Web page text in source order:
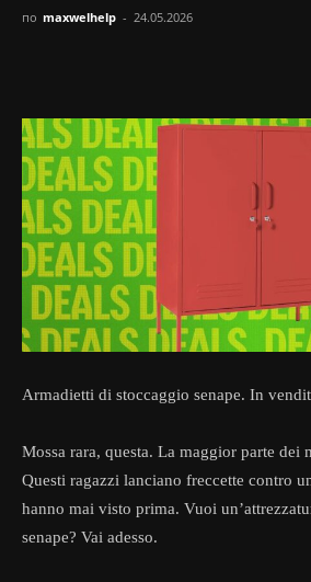
по maxwelhelp - 24.05.2026
Armadietti di stoccaggio senape. In
Mossa rara, questa. La maggior parte dei
Questi ragazzi lanciano freccette contro
hanno mai visto prima. Vuoi
senape? Vai adesso.